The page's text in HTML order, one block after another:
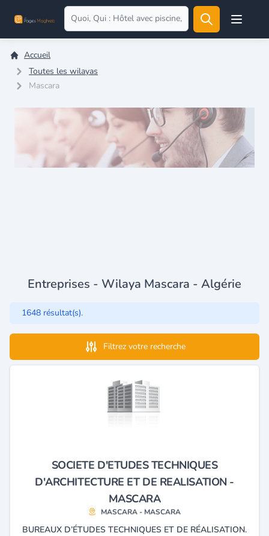
Open
Accueil
Toutes les wilayas
Mascara
Entreprises - Wilaya Mascara - Algérie
1648 résultat(s).
Filtrez votre recherche
SOCIETE D'ETUDES TECHNIQUES
D'ARCHITECTURE ET DE REALISATION -
MASCARA
MASCARA - MASCARA
BUREAUX D’ÉTUDES TECHNIQUES ET DE RÉALISATION.